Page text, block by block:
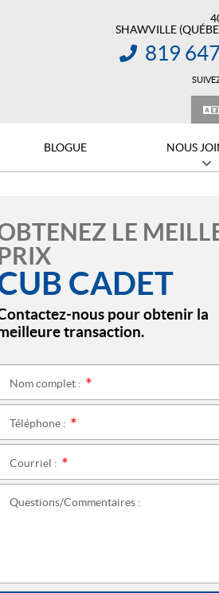
SHAWVILLE
INFORMATION :
819
BLOGUE NOUS
LE
CADET
nous pour obtenir la
transaction.
Nom complet :
Téléphone :
Courriel :
Questions/Commentaires :